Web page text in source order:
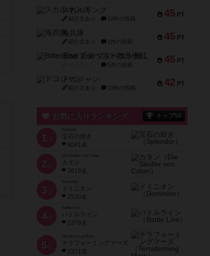
45 PT
スカルキング
紹介文あり 12件の投稿
45 PT
海兵隊
紹介文あり 1件の投稿
45 PT
Bitter End ブタペスト救出作戦
1件の投稿
42 PT
ドコジャン
紹介文あり 10件の投稿
お気に入りランキング トップ50
1 位
宝石の煌き
4041名
2 位
Die Siedler von Catan
カタン
3616名
3 位
ドミニオン
2530名
4位
Battle Line
バトルライン
2379名
5 位
Terraforming Mars
テラフォーミングマーズ
2371名